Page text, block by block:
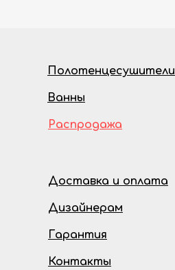
Дизайнерам
Доставка и оплата
Гарантия
Контакты
Распродажа
Полотенцесушители
Ванны